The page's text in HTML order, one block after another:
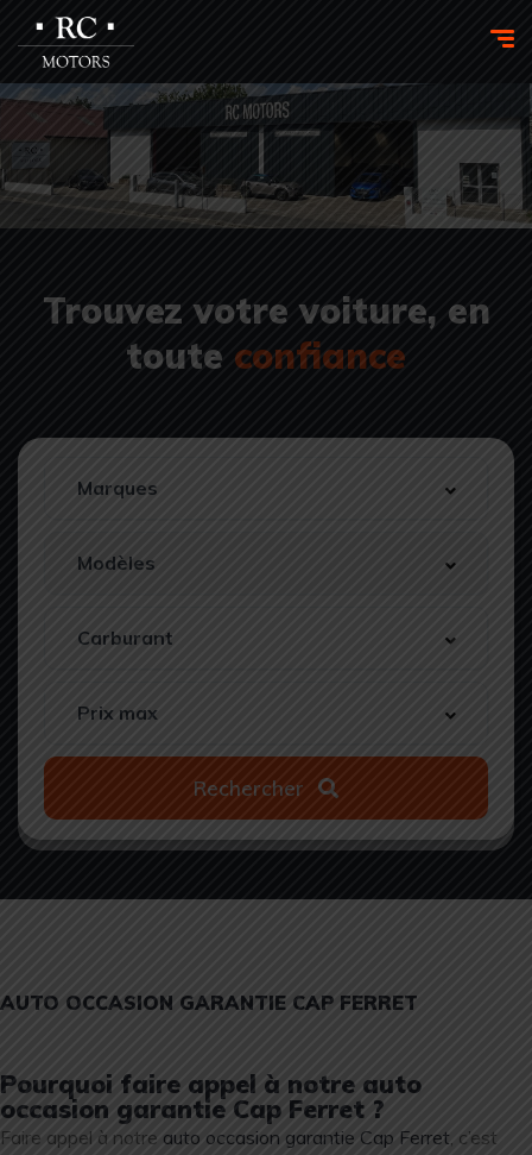
Trouvez votre voiture, en
toute confiance
Rechercher
AUTO OCCASION GARANTIE CAP FERRET
Pourquoi faire appel à notre auto
occasion garantie Cap Ferret ?
Faire appel à notre auto occasion garantie Cap Ferret , c’est